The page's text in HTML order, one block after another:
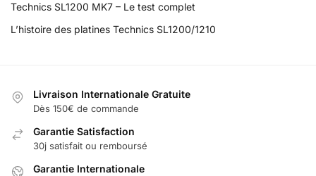
Technics SL1200 MK7 – Le test complet
L’histoire des platines Technics SL1200/1210
Livraison Internationale Gratuite
Dès 150€ de commande
Garantie Satisfaction
30j satisfait ou remboursé
Garantie Internationale